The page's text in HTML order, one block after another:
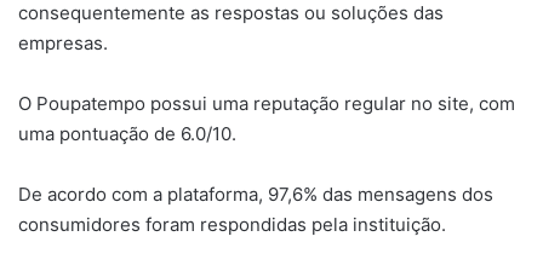
consequentemente as respostas ou soluções das
empresas.
O Poupatempo possui uma reputação regular no site, com
uma pontuação de 6.0/10.
De acordo com a plataforma, 97,6% das mensagens dos
consumidores foram respondidas pela instituição.